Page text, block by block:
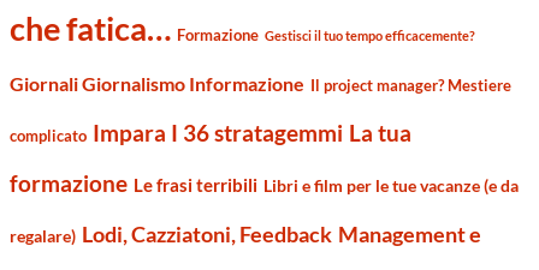
che fatica… Formazione Gestisci il tuo tempo efficacemente?
Giornali Giornalismo Informazione Il project manager? Mestiere
complicato Impara I 36 stratagemmi La tua
formazione Le frasi terribili Libri e film per le tue vacanze (e da
regalare) Lodi, Cazziatoni, Feedback Management e